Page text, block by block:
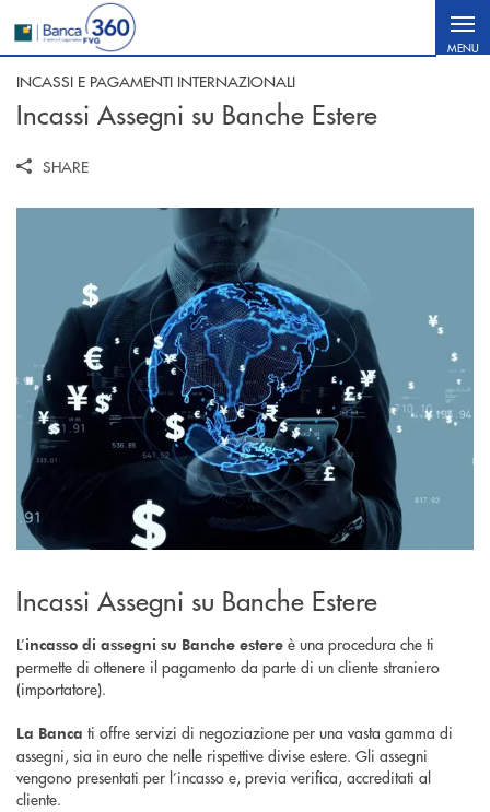
Salta al contenuto principale
MENU
INCASSI E PAGAMENTI INTERNAZIONALI
Incassi Assegni su Banche Estere
SHARE
Incassi Assegni su Banche Estere
L’incasso di assegni su Banche estere è una procedura che ti
permette di ottenere il pagamento da parte di un cliente straniero
(importatore).
La Banca ti offre servizi di negoziazione per una vasta gamma di
assegni, sia in euro che nelle rispettive divise estere. Gli assegni
vengono presentati per l’incasso e, previa verifica, accreditati al
cliente.